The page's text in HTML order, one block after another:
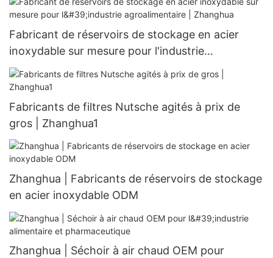
Fabricant de réservoirs de stockage en acier
inoxydable sur mesure pour l'industrie
agroalimentaire | Zhanghua
Fabricants de filtres Nutsche agités à prix de
gros | Zhanghua1
Zhanghua | Fabricants de réservoirs de stockage
en acier inoxydable ODM
Zhanghua | Séchoir à air chaud OEM pour